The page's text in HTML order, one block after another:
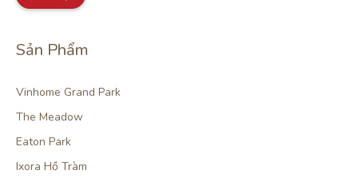
Sản Phẩm
Vinhome Grand Park
The Meadow
Eaton Park
Ixora Hồ Tràm